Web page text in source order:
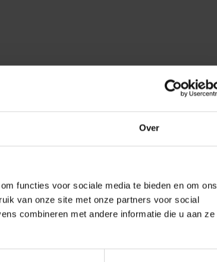
Over
functies voor sociale media te bieden en om ons
van onze site met onze partners voor social
combineren met andere informatie die u aan ze